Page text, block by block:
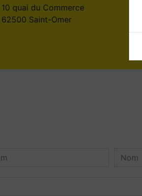
10 quai du Commerce
62500 Saint-Omer